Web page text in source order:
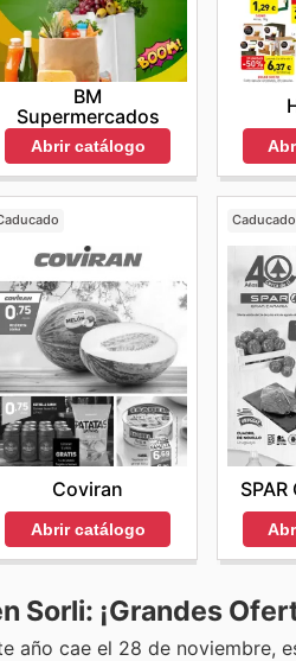
BM
Supermercados
Abrir catálogo
Coviran
Abrir catálogo
Caducado
Sorli: ¡Grandes
año cae el 28 de noviembre,